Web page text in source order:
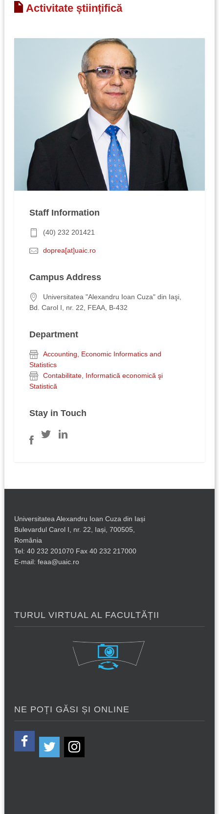
Activitate științifică
Staff Information
(40) 232 201421
doprea[at]uaic.ro
Campus Address
Universitatea "Alexandru Ioan Cuza" din Iaşi,
Bd. Carol I, nr. 22, FEAA, B-432
Department
Accounting, Economic Informatics and
Statistics
Contabilitate, Informatică economică şi
Statistică
Stay in Touch
Universitatea Alexandru Ioan Cuza din Iași
Bulevardul Carol I, nr. 22, Iași, 700505,
România
Tel: 40 232 201070 Fax 40 232 217000
E-mail: feaa@uaic.ro
TURUL VIRTUAL AL FACULTĂȚII
NE POȚI GĂSI ȘI ONLINE